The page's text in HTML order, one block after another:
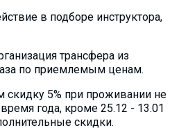
в подборе инструктора,
трансфера из
по приемлемым ценам.
скидку 5% при проживании не
года, кроме 25.12 - 13.01
скидки.